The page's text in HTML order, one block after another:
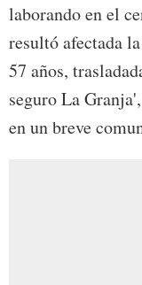
laborando en el
resultó afectada
57 años,
seguro La
en un breve